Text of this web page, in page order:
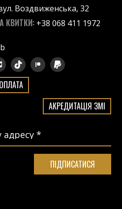
Воздвиженська, 32
КВИТКИ: +38 068 411 1972
АКРЕДИТАЦІЯ ЗМІ